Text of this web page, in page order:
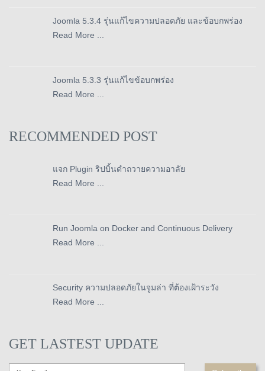
Joomla 5.3.4 รุ่นแก้ไขความปลอดภัย และข้อบกพร่อง
Read More ...
Joomla 5.3.3 รุ่นแก้ไขข้อบกพร่อง
Read More ...
RECOMMENDED POST
แจก Plugin ริปบิ้นดำถวายความอาลัย
Read More ...
Run Joomla on Docker and Continuous Delivery
Read More ...
Security ความปลอดภัยในจูมล่า ที่ต้องเฝ้าระวัง
Read More ...
GET LASTEST UPDATE